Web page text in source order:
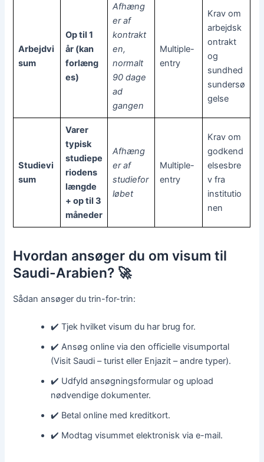
Arbejdvi
sum
Op til 1
år (kan
forlæng
es)
Afhæng
er af
kontrakt
en,
normalt
90 dage
ad
gangen
Multiple-
entry
Krav om
arbejdsk
ontrakt
og
sundhed
sundersø
gelse
Studievi
sum
Varer
typisk
studiepe
riodens
længde
+ op til 3
måneder
Afhæng
er af
studiefor
løbet
Multiple-
entry
Krav om
godkend
elsesbre
v fra
institutio
nen
Hvordan ansøger du om visum til
Saudi-Arabien? 🚀
Sådan ansøger du trin-for-trin:
✔️ Tjek hvilket visum du har brug for.
✔️ Ansøg online via den officielle visumportal
(Visit Saudi – turist eller Enjazit – andre typer).
✔️ Udfyld ansøgningsformular og upload
nødvendige dokumenter.
✔️ Betal online med kreditkort.
✔️ Modtag visummet elektronisk via e-mail.